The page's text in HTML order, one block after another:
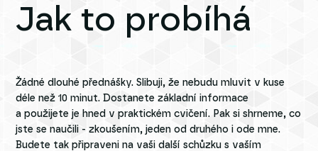
Jak to probíhá
Žádné dlouhé přednášky. Slibuji, že nebudu mluvit v kuse
déle než 10 minut. Dostanete základní informace
a použijete je hned v praktickém cvičení. Pak si shrneme, co
jste se naučili - zkoušením, jeden od druhého i ode mne.
Budete tak připraveni na vaši další schůzku s vaším